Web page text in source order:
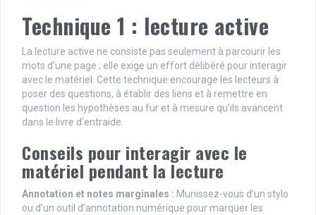
Technique 1 : lecture active
La lecture active ne consiste pas seulement à parcourir les
mots d’une page ; elle exige un effort délibéré pour interagir
avec le matériel. Cette technique encourage les lecteurs à
poser des questions, à établir des liens et à remettre en
question les hypothèses au fur et à mesure qu’ils avancent
dans le livre d’entraide.
Conseils pour interagir avec le
matériel pendant la lecture
Annotation et notes marginales : Munissez-vous d’un stylo
ou d’un outil d’annotation numérique pour marquer les